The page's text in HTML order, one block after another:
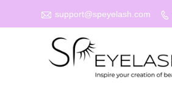
 support@speyelash.com 